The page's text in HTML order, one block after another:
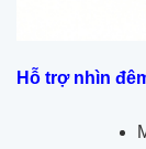
Hỗ trợ nhìn